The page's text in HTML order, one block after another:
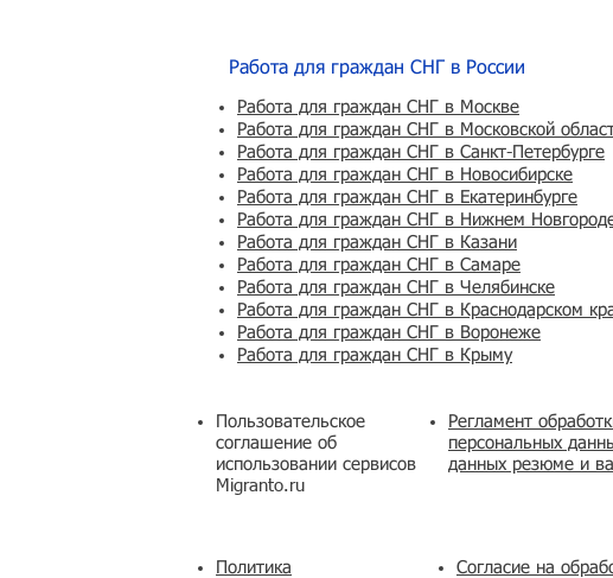
Работа для граждан СНГ в России
Работа для граждан СНГ в Москве
Работа для граждан СНГ в Московской
Работа для граждан СНГ в Санкт-Петербурге
Работа для граждан СНГ в Новосибирске
Работа для граждан СНГ в Екатеринбурге
Работа для граждан СНГ в Нижнем
Работа для граждан СНГ в Казани
Работа для граждан СНГ в Самаре
Работа для граждан СНГ в Челябинске
Работа для граждан СНГ в Краснодарском
Работа для граждан СНГ в Воронеже
Работа для граждан СНГ в Крыму
Пользовательское
соглашение об
использовании сервисов
Migranto.ru
Регламент
персональных
данных резюме и
Политика
Согласие на